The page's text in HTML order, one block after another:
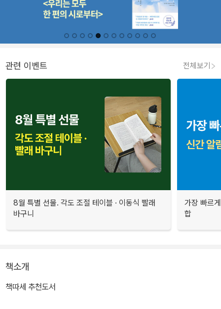
관련 이벤트 전체보기
8월 특별 선물. 각도 조절 테이블 · 이동식 빨래
바구니
가장 빠르
합
책소개
책따세 추천도서